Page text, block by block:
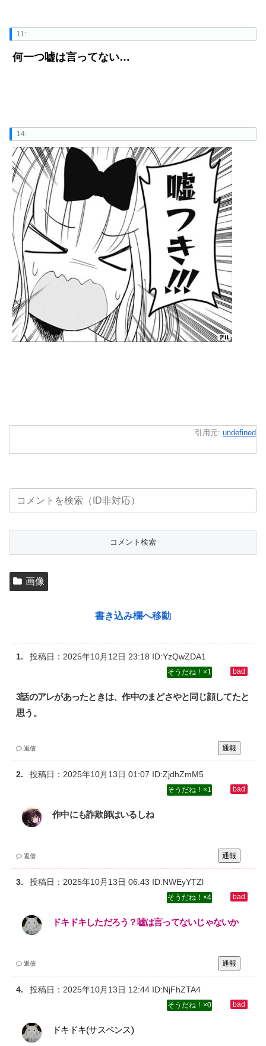
11:
何一つ嘘は言ってない…
14:
引用元: undefined
画像
書き込み欄へ移動
投稿日：2025年10月12日 23:18 ID:YzQwZDA1
1
3話のアレがあったときは、作中のまどさやと同じ顔してたと
思う。
通報
返信
投稿日： 2025年10月13日 01:07 ID:ZjdhZmM5
1
作中にも詐欺師はいるしね
通報
返信
投稿日： 2025年10月13日 06:43 ID:NWEyYTZl
4
ドキドキしただろう？嘘は言ってないじゃないか
通報
返信
投稿日： 2025年10月13日 12:44 ID:NjFhZTA4
0
ドキドキ(サスペンス)